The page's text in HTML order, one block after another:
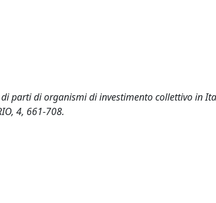
parti di organismi di investimento collettivo in
4, 661-708.